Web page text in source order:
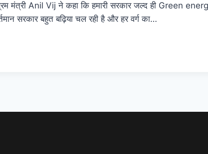
Anil Vij ने कहा कि हमारी सरकार जल्द ही Green
सरकार बहुत बढ़िया चल रही है और हर वर्ग का…